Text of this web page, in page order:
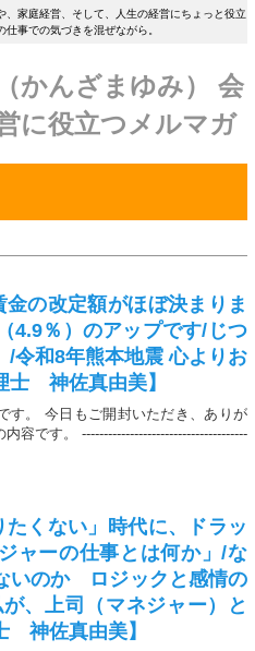
家庭経営、そして、人生の経営にちょっと役立
事での気づきを混ぜながら。
かんざまゆみ） 会
に役立つメルマガ
の改定額がほぼ決まりま
4.9％）のアップです/じつ
/令和8年熊本地震 心よりお
士 神佐真由美】
す。 今日もご開封いただき、ありが
容です。 --------------------------------------
くない」時代に、ドラッ
ャーの仕事とは何か」/な
いのか ロジックと感情の
、上司（マネジャー）と
神佐真由美】